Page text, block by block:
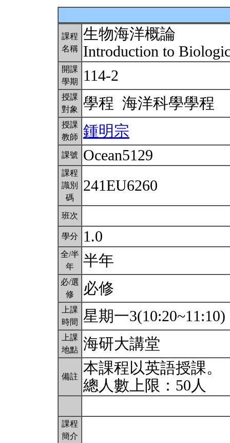
課程
名稱
生物海洋概論
Introduction to
開課
學期
114-2
授課
對象
學程 海洋科學學程
授課
教師
鍾明宗
課號 Ocean5129
課程
識別
碼
241EU6260
班次
學分 1.0
全/半
年
半年
必/選
修
必修
上課
時間
星期一3(10:20~11:10)
上課
地點 海研大講堂
備註
本課程以英語授課。
總人數上限：50人
課程
簡介